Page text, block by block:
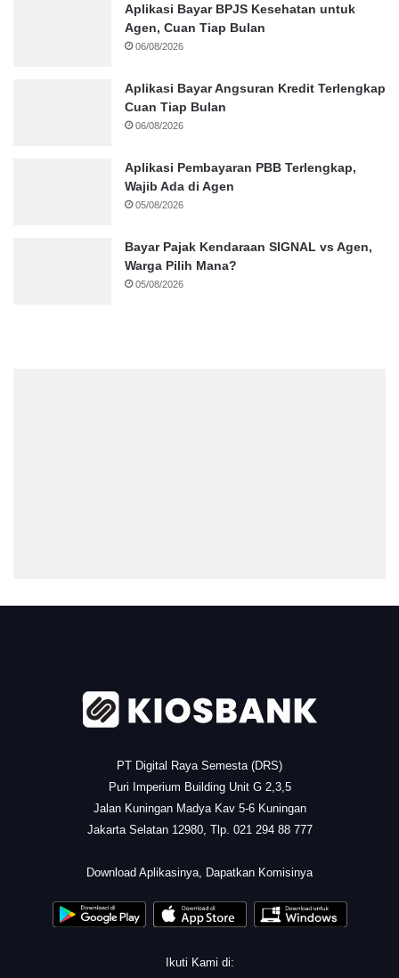
Aplikasi Bayar BPJS Kesehatan untuk
Agen, Cuan Tiap Bulan
06/08/2026
Aplikasi Bayar Angsuran Kredit Terlengkap
Cuan Tiap Bulan
06/08/2026
Aplikasi Pembayaran PBB Terlengkap,
Wajib Ada di Agen
05/08/2026
Bayar Pajak Kendaraan SIGNAL vs Agen,
Warga Pilih Mana?
05/08/2026
PT Digital Raya Semesta (DRS)
Puri Imperium Building Unit G 2,3,5
Jalan Kuningan Madya Kav 5-6 Kuningan
Jakarta Selatan 12980, Tlp. 021 294 88 777
Download Aplikasinya, Dapatkan Komisinya
Ikuti Kami di: